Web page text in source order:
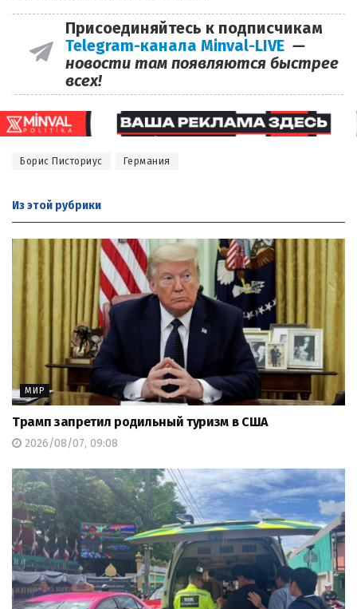
Присоединяйтесь к подписчикам
Telegram-канала Minval-LIVE —
новости там появляются быстрее
всех!
Борис Писториус Германия
Из этой рубрики
МИР
Трамп запретил родильный туризм в США
2026/08/07, 09:08